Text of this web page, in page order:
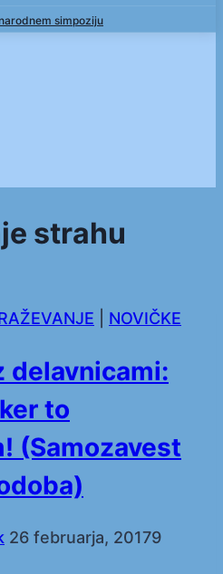
simpoziju
strahu
NOVIČKE
delavnicami:
to
(Samozavest
26 februarja, 20179